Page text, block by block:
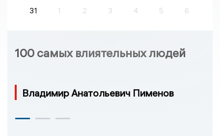
31
1 2 3 4 5 6
100 самых влиятельных людей
Владимир Анатольевич Пименов